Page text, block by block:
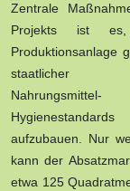
Zentrale
Projekts ist
Produktionsanlage
staatlicher
Hygienestandards
aufzubauen. Nur
kann der
etwa 125